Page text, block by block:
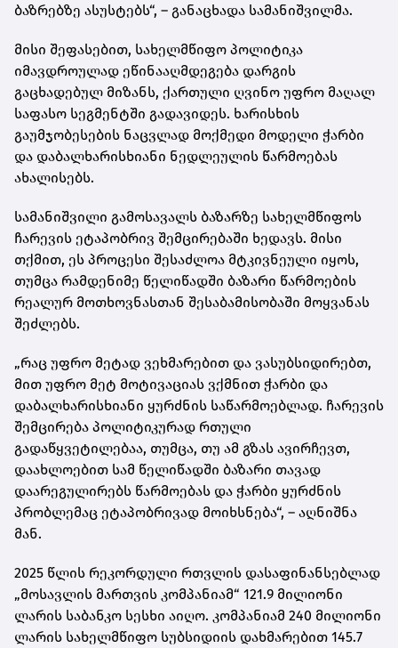
ბაზრებზე ასუსტებს“, – განაცხადა სამანიშვილმა.
მისი შეფასებით, სახელმწიფო პოლიტიკა
იმავდროულად ეწინააღმდეგება დარგის
გაცხადებულ მიზანს, ქართული ღვინო უფრო მაღალ
საფასო სეგმენტში გადავიდეს. ხარისხის
გაუმჯობესების ნაცვლად მოქმედი მოდელი ჭარბი
და დაბალხარისხიანი ნედლეულის წარმოებას
ახალისებს.
სამანიშვილი გამოსავალს ბაზარზე სახელმწიფოს
ჩარევის ეტაპობრივ შემცირებაში ხედავს. მისი
თქმით, ეს პროცესი შესაძლოა მტკივნეული იყოს,
თუმცა რამდენიმე წელიწადში ბაზარი წარმოების
რეალურ მოთხოვნასთან შესაბამისობაში მოყვანას
შეძლებს.
„რაც უფრო მეტად ვეხმარებით და ვასუბსიდირებთ,
მით უფრო მეტ მოტივაციას ვქმნით ჭარბი და
დაბალხარისხიანი ყურძნის საწარმოებლად. ჩარევის
შემცირება პოლიტიკურად რთული
გადაწყვეტილებაა, თუმცა, თუ ამ გზას ავირჩევთ,
დაახლოებით სამ წელიწადში ბაზარი თავად
დაარეგულირებს წარმოებას და ჭარბი ყურძნის
პრობლემაც ეტაპობრივად მოიხსნება“, – აღნიშნა
მან.
2025 წლის რეკორდული რთვლის დასაფინანსებლად
„მოსავლის მართვის კომპანიამ“ 121.9 მილიონი
ლარის საბანკო სესხი აიღო. კომპანიამ 240 მილიონი
ლარის სახელმწიფო სუბსიდიის დახმარებით 145.7